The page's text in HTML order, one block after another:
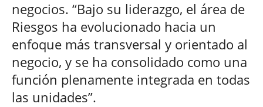
negocios. “Bajo su liderazgo, el área de
Riesgos ha evolucionado hacia un
enfoque más transversal y orientado al
negocio, y se ha consolidado como una
función plenamente integrada en todas
las unidades”.